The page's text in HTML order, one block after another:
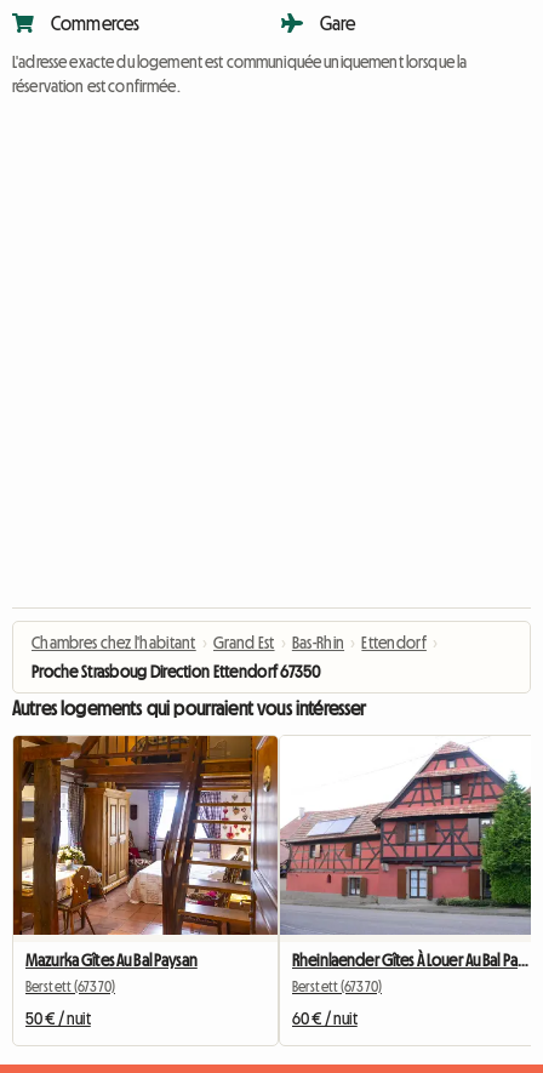
Commerces Gare
L'adresse exacte du logement est communiquée uniquement lorsque la
réservation est confirmée.
Chambres chez l'habitant › Grand Est › Bas-Rhin › Ettendorf ›
Proche Strasboug Direction Ettendorf 67350
Autres logements qui pourraient vous intéresser
Mazurka Gîtes Au Bal Paysan
Berstett (67370)
50 € / nuit
Berstett (67370)
60 € / nuit